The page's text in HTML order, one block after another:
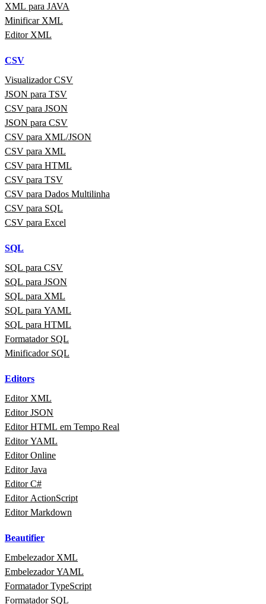
XML para JAVA
Minificar XML
Editor XML
CSV
Visualizador CSV
JSON para TSV
CSV para JSON
JSON para CSV
CSV para XML/JSON
CSV para XML
CSV para HTML
CSV para TSV
CSV para Dados Multilinha
CSV para SQL
CSV para Excel
SQL
SQL para CSV
SQL para JSON
SQL para XML
SQL para YAML
SQL para HTML
Formatador SQL
Minificador SQL
Editors
Editor XML
Editor JSON
Editor HTML em Tempo Real
Editor YAML
Editor Online
Editor Java
Editor C#
Editor ActionScript
Editor Markdown
Beautifier
Embelezador XML
Embelezador YAML
Formatador TypeScript
Formatador SQL